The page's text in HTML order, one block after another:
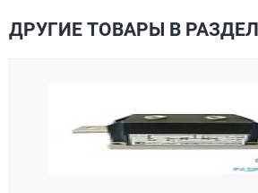
ДРУГИЕ ТОВАРЫ В